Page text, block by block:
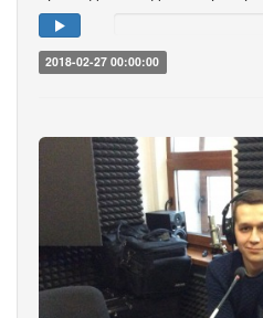
2018-02-27 00:00:00